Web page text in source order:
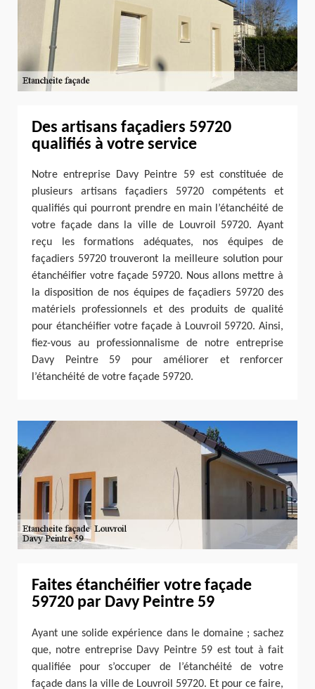
Des artisans façadiers 59720
qualifiés à votre service
Notre entreprise Davy Peintre 59 est constituée de
plusieurs artisans façadiers 59720 compétents et
qualifiés qui pourront prendre en main l’étanchéité de
votre façade dans la ville de Louvroil 59720. Ayant
reçu les formations adéquates, nos équipes de
façadiers 59720 trouveront la meilleure solution pour
étanchéifier votre façade 59720. Nous allons mettre à
la disposition de nos équipes de façadiers 59720 des
matériels professionnels et des produits de qualité
pour étanchéifier votre façade à Louvroil 59720. Ainsi,
fiez-vous au professionnalisme de notre entreprise
Davy Peintre 59 pour améliorer et renforcer
l’étanchéité de votre façade 59720.
Faites étanchéifier votre façade
59720 par Davy Peintre 59
Ayant une solide expérience dans le domaine ; sachez
que, notre entreprise Davy Peintre 59 est tout à fait
qualifiée pour s’occuper de l’étanchéité de votre
façade dans la ville de Louvroil 59720. Et pour ce faire,